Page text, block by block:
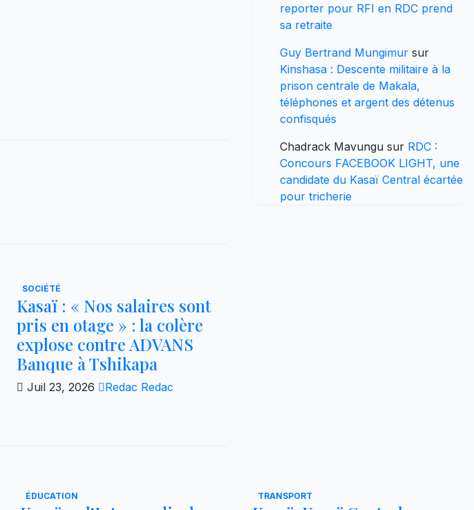
SOCIÉTÉ
Kasaï : « Nos salaires sont
pris en otage » : la colère
explose contre ADVANS
Banque à Tshikapa
Juil 23, 2026 Redac Redac
reporter pour RFI en RDC prend
sa retraite
Guy Bertrand Mungimur sur
Kinshasa : Descente militaire à la
prison centrale de Makala,
téléphones et argent des détenus
confisqués
Chadrack Mavungu sur RDC :
Concours FACEBOOK LIGHT, une
candidate du Kasaï Central écartée
pour tricherie
ÉDUCATION TRANSPORT